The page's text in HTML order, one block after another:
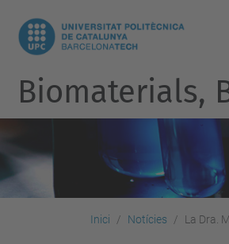
Biomaterials,
Inici Notícies La Dra.